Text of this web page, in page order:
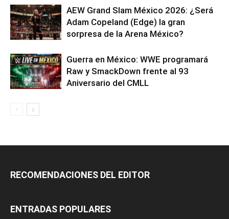
AEW Grand Slam México 2026: ¿Será
Adam Copeland (Edge) la gran
sorpresa de la Arena México?
Guerra en México: WWE programará
Raw y SmackDown frente al 93
Aniversario del CMLL
RECOMENDACIONES DEL EDITOR
ENTRADAS POPULARES